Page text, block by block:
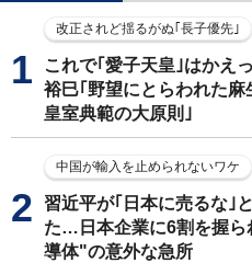
改正されど揺るがぬ｢長子優先｣
これで｢愛子天皇｣はかえ
裕巳｢野望にとらわれた麻
皇室典範の大原則｣
中国が輸入を止められないワケ
習近平が｢日本に売るな｣
た…日本企業に6割を握ら
導体"の意外な急所